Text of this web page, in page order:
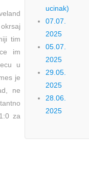
tim
im
u
je
ne
za
ucinak)
07.07.
2025
05.07.
2025
29.05.
2025
28.06.
2025